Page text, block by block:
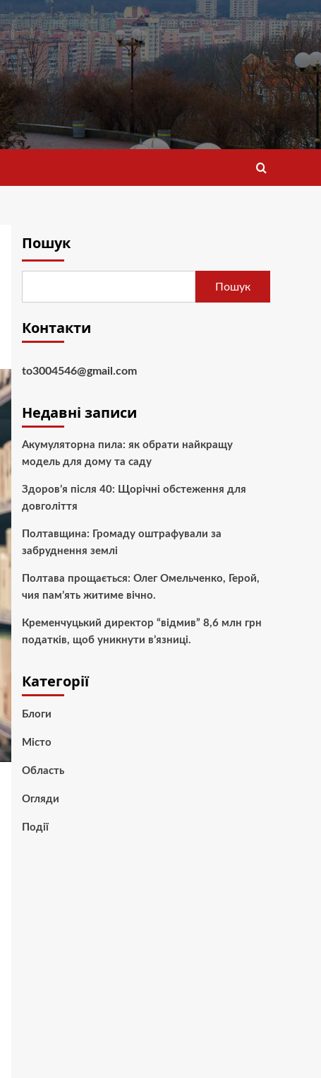
Пошук
Пошук
Контакти
to3004546@gmail.com
Недавні записи
Акумуляторна пила: як обрати найкращу
модель для дому та саду
Здоров’я після 40: Щорічні обстеження для
довголіття
Полтавщина: Громаду оштрафували за
забруднення землі
Полтава прощається: Олег Омельченко, Герой,
чия пам’ять житиме вічно.
Кременчуцький директор “відмив” 8,6 млн грн
податків, щоб уникнути в’язниці.
Категорії
Блоги
Місто
Область
Огляди
Події